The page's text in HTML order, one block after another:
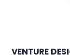
VENTURE